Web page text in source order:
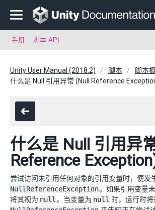
手册 脚本 API
Unity User Manual (2018.2) 脚本
脚本
什么是 Null 引用异常 (Null Reference
什么是 Null 引用异
Reference
尝试访问未引用任何对象的引用变量时，便发
NullReferenceException。如果引用变量
将其视为 null 。当变量为 null 时，运行时